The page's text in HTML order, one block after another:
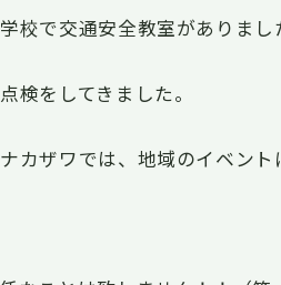
校で交通安全教室がありまし
検をしてきました。
カザワでは、地域のイベン